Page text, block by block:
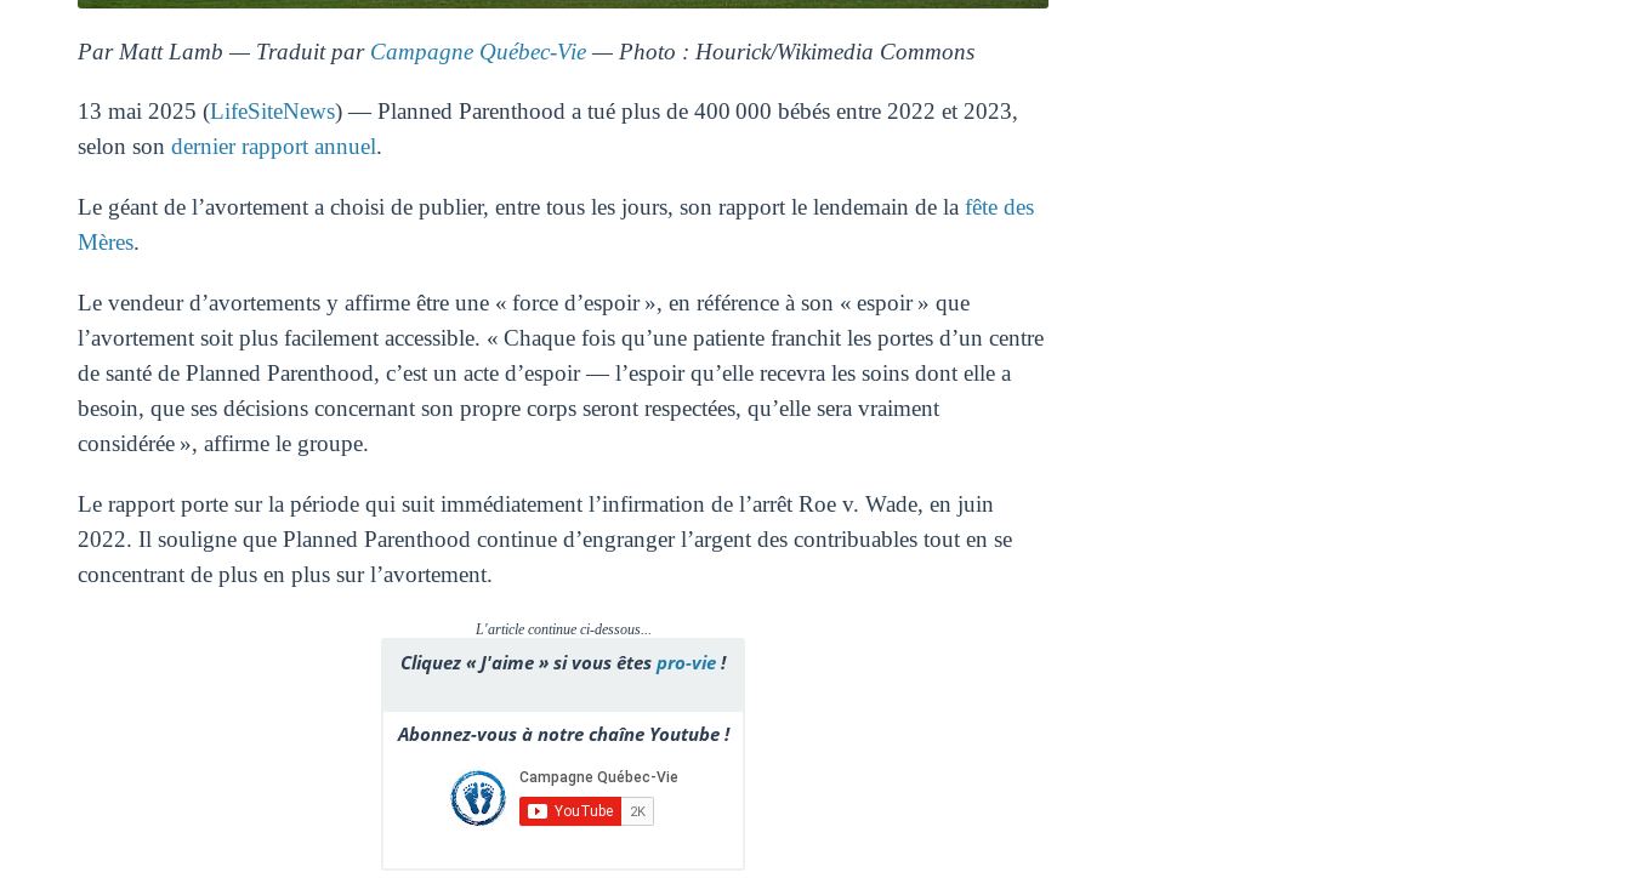
Par Matt Lamb — Traduit par Campagne Québec-Vie— Photo : Hourick/Wikimedia Commons
13 mai 2025 (LifeSiteNews) — Planned Parenthood a tué plus de 400 000 bébés entre 2022 et 2023,
selon son dernier rapport annuel.
Le géant de l’avortement a choisi de publier, entre tous les jours, son rapport le lendemain de la fête des
Mères.
Le vendeur d’avortements y affirme être une « force d’espoir », en référence à son « espoir » que
l’avortement soit plus facilement accessible. « Chaque fois qu’une patiente franchit les portes d’un centre
de santé de Planned Parenthood, c’est un acte d’espoir — l’espoir qu’elle recevra les soins dont elle a
besoin, que ses décisions concernant son propre corps seront respectées, qu’elle sera vraiment
considérée », affirme le groupe.
Le rapport porte sur la période qui suit immédiatement l’infirmation de l’arrêt Roe v. Wade, en juin
2022. Il souligne que Planned Parenthood continue d’engranger l’argent des contribuables tout en se
concentrant de plus en plus sur l’avortement.
L'article continue ci-dessous...
Cliquez « J'aime » si vous êtes pro-vie !
Abonnez-vous à notre chaîne Youtube !